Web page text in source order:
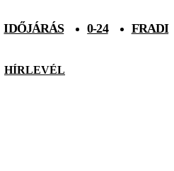
IDŐJÁRÁS 0-24 FRADI
HÍRLEVÉL